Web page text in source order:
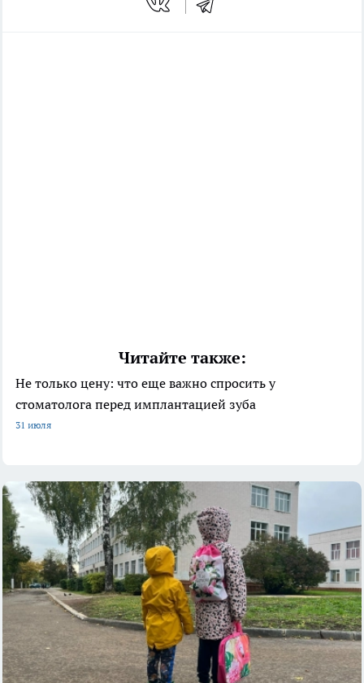
Читайте также:
Не только цену: что еще важно спросить у
стоматолога перед имплантацией зуба
31 июля